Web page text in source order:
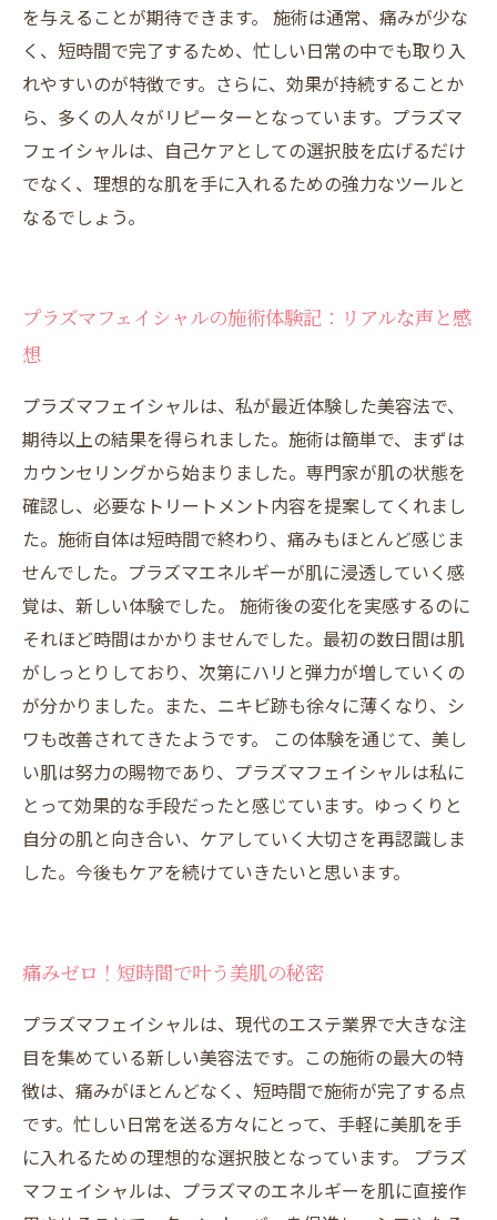
を与えることが期待できます。 施術は通常、痛みが少な
く、短時間で完了するため、忙しい日常の中でも取り入
れやすいのが特徴です。さらに、効果が持続することか
ら、多くの人々がリピーターとなっています。プラズマ
フェイシャルは、自己ケアとしての選択肢を広げるだけ
でなく、理想的な肌を手に入れるための強力なツールと
なるでしょう。
プラズマフェイシャルの施術体験記：リアルな声と感
想
プラズマフェイシャルは、私が最近体験した美容法で、
期待以上の結果を得られました。施術は簡単で、まずは
カウンセリングから始まりました。専門家が肌の状態を
確認し、必要なトリートメント内容を提案してくれまし
た。施術自体は短時間で終わり、痛みもほとんど感じま
せんでした。プラズマエネルギーが肌に浸透していく感
覚は、新しい体験でした。 施術後の変化を実感するのに
それほど時間はかかりませんでした。最初の数日間は肌
がしっとりしており、次第にハリと弾力が増していくの
が分かりました。また、ニキビ跡も徐々に薄くなり、シ
ワも改善されてきたようです。 この体験を通じて、美し
い肌は努力の賜物であり、プラズマフェイシャルは私に
とって効果的な手段だったと感じています。ゆっくりと
自分の肌と向き合い、ケアしていく大切さを再認識しま
した。今後もケアを続けていきたいと思います。
痛みゼロ！短時間で叶う美肌の秘密
プラズマフェイシャルは、現代のエステ業界で大きな注
目を集めている新しい美容法です。この施術の最大の特
徴は、痛みがほとんどなく、短時間で施術が完了する点
です。忙しい日常を送る方々にとって、手軽に美肌を手
に入れるための理想的な選択肢となっています。 プラズ
マフェイシャルは、プラズマのエネルギーを肌に直接作